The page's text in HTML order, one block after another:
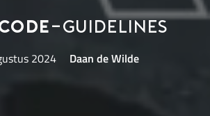
-guidelines
2024 Daan de Wilde